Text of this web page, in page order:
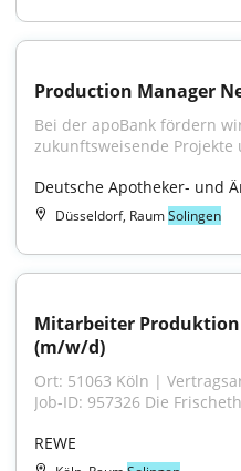
Production Manager
Bei der apoBank fördern
zukunftsweisende
Deutsche Apotheker- und
Düsseldorf, RaumSolingen
Mitarbeiter
(m/w/d)
Ort: 51063 Köln |
Job-ID: 957326 Die
REWE